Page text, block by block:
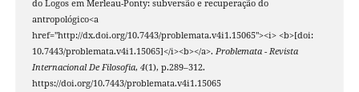
do Logos em Merleau-Ponty: subversão e recuperação do
antropológico<a
href="http://dx.doi.org/10.7443/problemata.v4i1.15065"><i> <b>[doi:
10.7443/problemata.v4i1.15065]</i><b></a>. Problemata - Revista
Internacional De Filosofia, 4(1), p.289–312.
https://doi.org/10.7443/problemata.v4i1.15065